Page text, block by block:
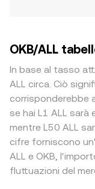
OKB/ALL
In base al tasso
ALL circa. Ciò
corrisponderebbe
se hai L1 ALL
mentre L50 ALL
cifre forniscono
ALL e OKB,
fluttuazioni del